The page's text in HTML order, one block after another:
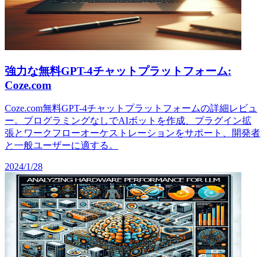
強力な無料GPT-4チャットプラットフォーム:
Coze.com
Coze.com無料GPT-4チャットプラットフォームの詳細レビュ
ー。プログラミングなしでAIボットを作成、プラグイン拡
張とワークフローオーケストレーションをサポート、開発者
と一般ユーザーに適する。
2024/1/28